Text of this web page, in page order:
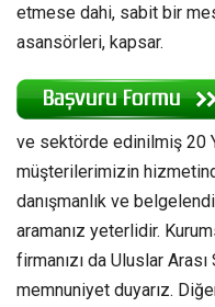
etmese dahi, sabit bir
asansörleri, kapsar.
ve sektörde edinilmiş 20
müşterilerimizin
danışmanlık ve
aramanız yeterlidir.
firmanızı da Uluslar
memnuniyet duyarız.